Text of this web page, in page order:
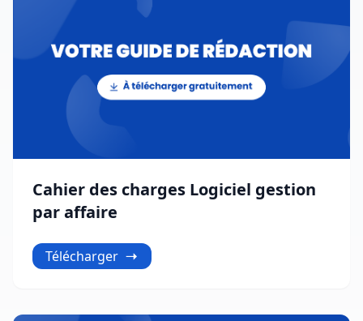
Cahier des charges Logiciel gestion
par affaire
Télécharger